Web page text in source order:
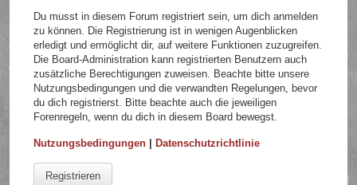
Du musst in diesem Forum registriert sein, um dich anmelden
zu können. Die Registrierung ist in wenigen Augenblicken
erledigt und ermöglicht dir, auf weitere Funktionen zuzugreifen.
Die Board-Administration kann registrierten Benutzern auch
zusätzliche Berechtigungen zuweisen. Beachte bitte unsere
Nutzungsbedingungen und die verwandten Regelungen, bevor
du dich registrierst. Bitte beachte auch die jeweiligen
Forenregeln, wenn du dich in diesem Board bewegst.
Nutzungsbedingungen |Datenschutzrichtlinie
Registrieren